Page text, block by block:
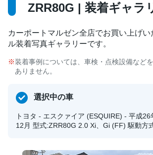
ZRR80G | 装着ギャラ
カーポートマルゼン全店でお買い上げ
ル装着写真ギャラリーです。
装着事例については、車検・点検設備など
ありません。
選択中の車
トヨタ - エスクァイア (ESQUIRE) - 平成
12月 型式:ZRR80G 2.0 Xi、Gi (FF) 駆動方